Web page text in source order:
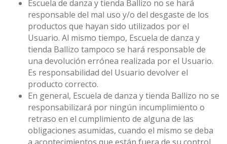
Escuela de danza y tienda Ballizo no se hará
responsable del mal uso y/o del desgaste de los
productos que hayan sido utilizados por el
Usuario. Al mismo tiempo, Escuela de danza y
tienda Ballizo tampoco se hará responsable de
una devolución errónea realizada por el Usuario.
Es responsabilidad del Usuario devolver el
producto correcto.
En general, Escuela de danza y tienda Ballizo no se
responsabilizará por ningún incumplimiento o
retraso en el cumplimiento de alguna de las
obligaciones asumidas, cuando el mismo se deba